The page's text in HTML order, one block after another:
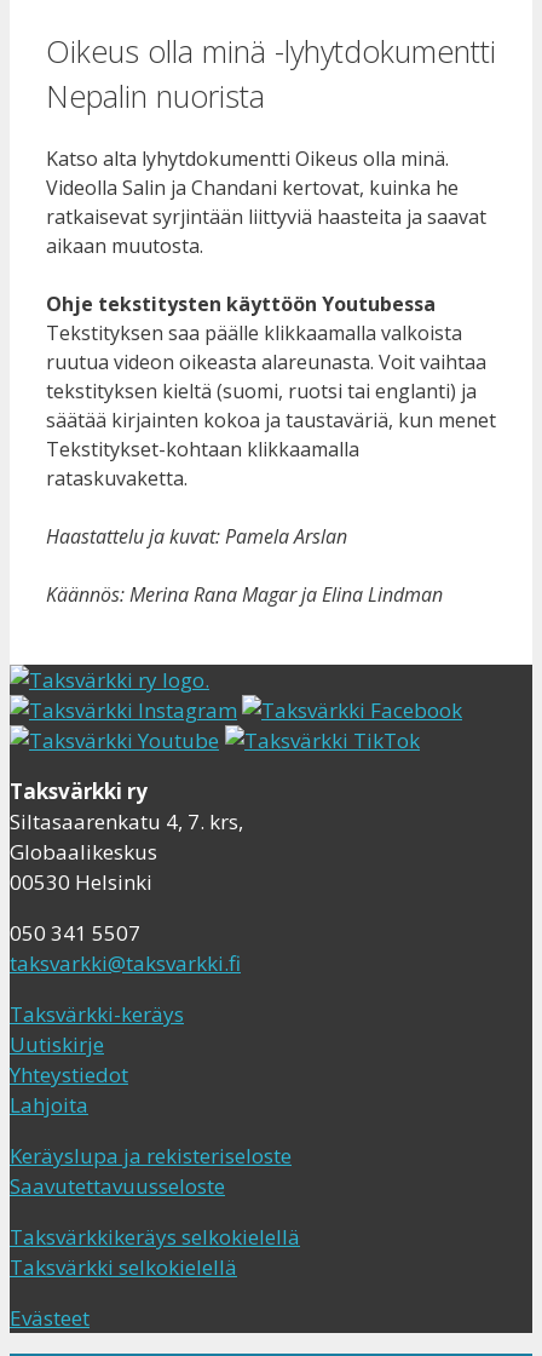
Oikeus olla minä -lyhytdokumentti
Nepalin nuorista
Katso alta lyhytdokumentti Oikeus olla minä.
Videolla Salin ja Chandani kertovat, kuinka he
ratkaisevat syrjintään liittyviä haasteita ja saavat
aikaan muutosta.
Ohje tekstitysten käyttöön Youtubessa
Tekstityksen saa päälle klikkaamalla valkoista
ruutua videon oikeasta alareunasta. Voit vaihtaa
tekstityksen kieltä (suomi, ruotsi tai englanti) ja
säätää kirjainten kokoa ja taustaväriä, kun menet
Tekstitykset-kohtaan klikkaamalla
rataskuvaketta.
Haastattelu ja kuvat: Pamela Arslan
Käännös: Merina Rana Magar ja Elina Lindman
Taksvärkki ry
Siltasaarenkatu 4, 7. krs,
Globaalikeskus
00530 Helsinki
050 341 5507
taksvarkki@taksvarkki.fi
Taksvärkki-keräys
Uutiskirje
Yhteystiedot
Lahjoita
Keräyslupa ja rekisteriseloste
Saavutettavuusseloste
Taksvärkkikeräys selkokielellä
Taksvärkki selkokielellä
Evästeet